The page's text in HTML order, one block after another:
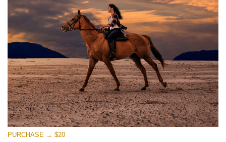
PURCHASE → $20